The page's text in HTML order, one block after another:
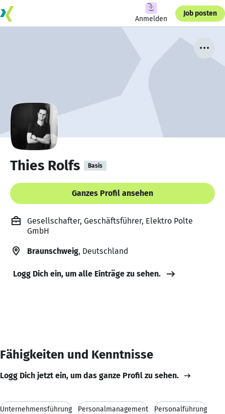
Anmelden
Job posten
Thies Rolfs Basis
Ganzes Profil ansehen
Gesellschafter, Geschäftsführer, Elektro Polte
GmbH
Braunschweig, Deutschland
Logg Dich ein, um alle Einträge zu sehen.
Fähigkeiten und Kenntnisse
Logg Dich jetzt ein, um das ganze Profil zu sehen.
Unternehmensführung Personalmanagement Personalführung